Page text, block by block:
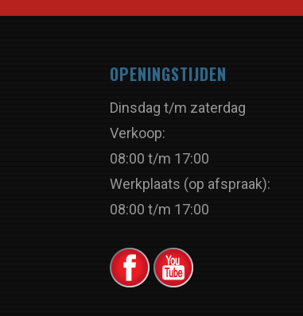
OPENINGSTIJDEN
Dinsdag t/m zaterdag
Verkoop:
08:00 t/m 17:00
Werkplaats (op afspraak):
08:00 t/m 17:00